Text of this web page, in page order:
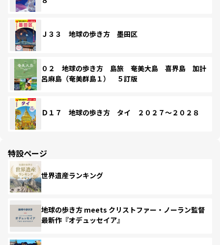
Ｊ３３ 地球の歩き方 墨田区
０２ 地球の歩き方 島旅 奄美大島 喜界島 加計
呂麻島（奄美群島１） ５訂版
Ｄ１７ 地球の歩き方 タイ ２０２７～２０２８
特設ページ
世界遺産ランキング
地球の歩き方 meets クリストファー・ノーラン監督
最新作『オデュッセイア』